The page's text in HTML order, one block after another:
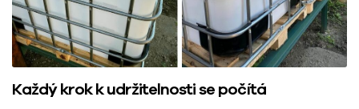
Každý krok k udržitelnosti se počítá